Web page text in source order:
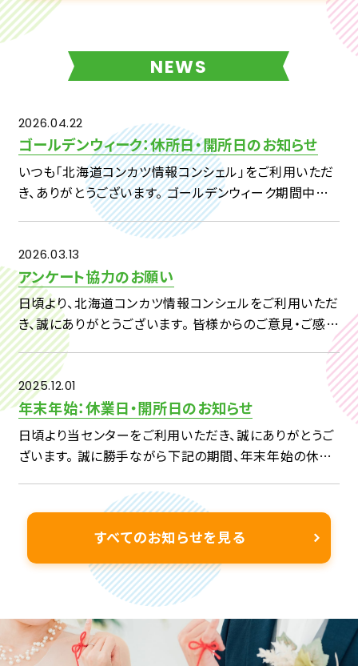
NEWS
2026.04.22
ゴールデンウィーク：休所日・開所日のお知らせ
いつも「北海道コンカツ情報コンシェル」をご利用いただ
き、ありがとうございます。 ゴールデンウィーク期間中の
休所日および開所日につきまして、下記のとおりご案内い
たします。 【対象期間】4月29日（水）～5月7日（木） ・4
[…]
2026.03.13
アンケート協力のお願い
日頃より、北海道コンカツ情報コンシェルをご利用いただ
き、誠にありがとうございます。 皆様からのご意見・ご感想
を、今後の事業へいかしてまいりたいと考えておりますの
で、 下記アンケートへのご回答をよろしくお願い申し上げ
ます。 […]
2025.12.01
年末年始：休業日・開所日のお知らせ
日頃より当センターをご利用いただき、誠にありがとうご
ざいます。 誠に勝手ながら下記の期間、年末年始の休業
2026年 1 月3日(土) & […]
すべてのお知らせを見る